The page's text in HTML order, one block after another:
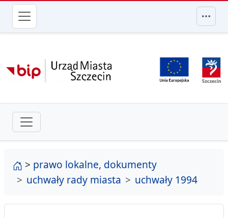
przejdź do głównego menu
strona główna
> prawo lokalne, dokumenty
uchwały rady miasta
uchwały 1994